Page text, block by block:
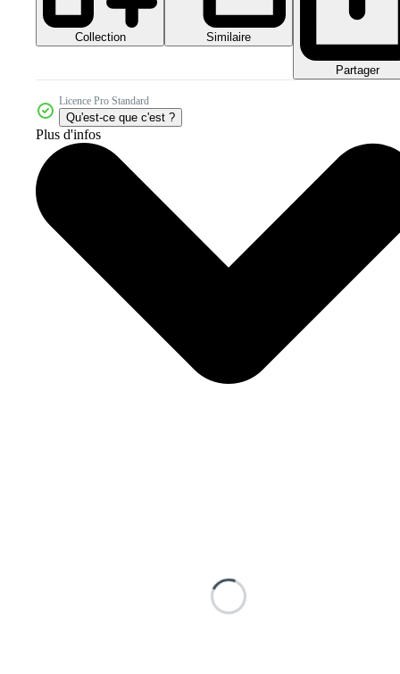
Collection Similaire
Partager
Licence Pro Standard
Qu'est-ce que c'est ?
Plus d'infos